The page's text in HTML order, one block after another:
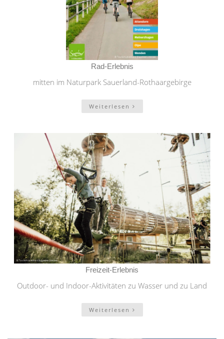
Rad-Erlebnis
mitten im Naturpark Sauerland-Rothaargebirge
Weiterlesen
Freizeit-Erlebnis
Outdoor- und Indoor-Aktivitäten zu Wasser und zu Land
Weiterlesen